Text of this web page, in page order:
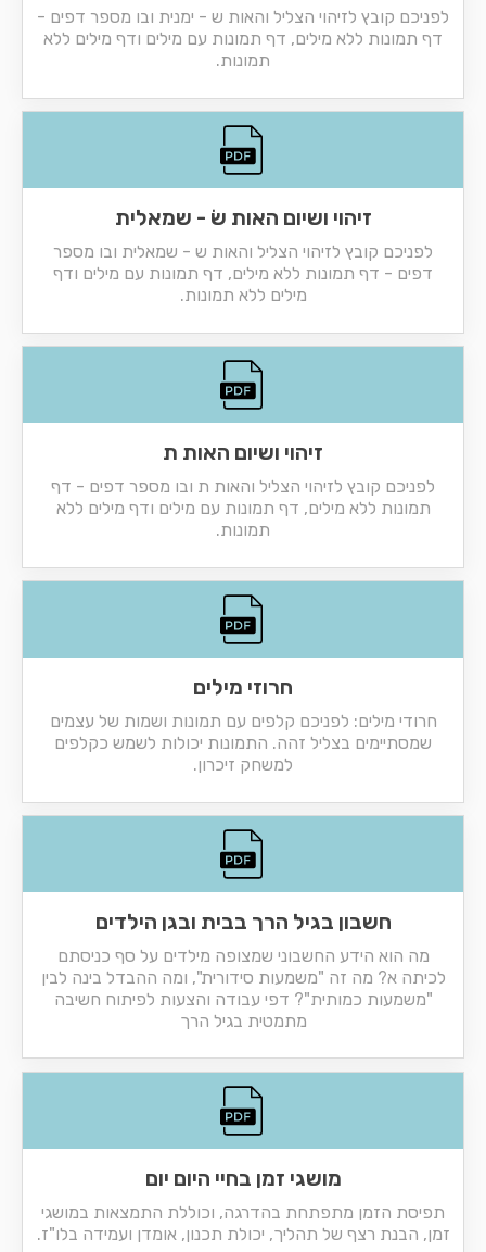
לפניכם קובץ לזיהוי הצליל והאות ש - ימנית ובו מספר דפים -
דף תמונות ללא מילים, דף תמונות עם מילים ודף מילים ללא
תמונות.
זיהוי ושיום האות שׂ - שמאלית
לפניכם קובץ לזיהוי הצליל והאות ש - שמאלית ובו מספר
דפים - דף תמונות ללא מילים, דף תמונות עם מילים ודף
מילים ללא תמונות.
זיהוי ושיום האות ת
לפניכם קובץ לזיהוי הצליל והאות ת ובו מספר דפים - דף
תמונות ללא מילים, דף תמונות עם מילים ודף מילים ללא
תמונות.
חרוזי מילים
חרודי מילים: לפניכם קלפים עם תמונות ושמות של עצמים
שמסתיימים בצליל זהה. התמונות יכולות לשמש כקלפים
למשחק זיכרון.
חשבון בגיל הרך בבית ובגן הילדים
מה הוא הידע החשבוני שמצופה מילדים על סף כניסתם
לכיתה א? מה זה "משמעות סידורית", ומה ההבדל בינה לבין
"משמעות כמותית"? דפי עבודה והצעות לפיתוח חשיבה
מתמטית בגיל הרך
מושגי זמן בחיי היום יום
תפיסת הזמן מתפתחת בהדרגה, וכוללת התמצאות במושגי
זמן, הבנת רצף של תהליך, יכולת תכנון, אומדן ועמידה בלו"ז.